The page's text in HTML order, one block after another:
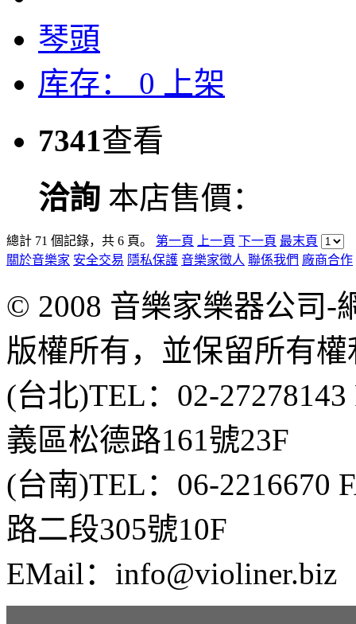
琴頭
库存： 0
上架
7341查看
洽詢 本店售價：
總計 71 個記錄，共 6 頁。 第一頁 上一頁 下一頁 最末頁
關於音樂家 安全交易 隱私保護 音樂家徵人 聯係我們 廠商合作
© 2008 音樂家樂器公司-
版權所有，並保留所有權
(台北)TEL：02-
義區松德路161號23F
(台南)TEL：06-2216670
路二段305號10F
EMail：info@violiner.biz